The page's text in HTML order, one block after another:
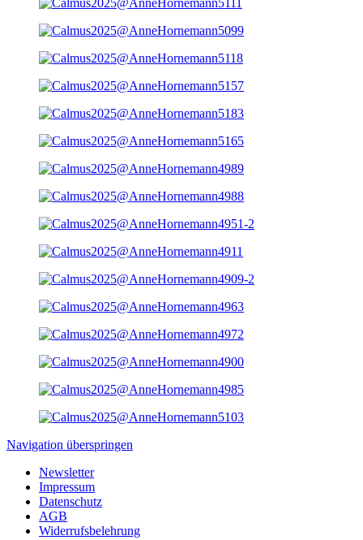
Navigation überspringen
Newsletter
Impressum
Datenschutz
AGB
Widerrufsbelehrung